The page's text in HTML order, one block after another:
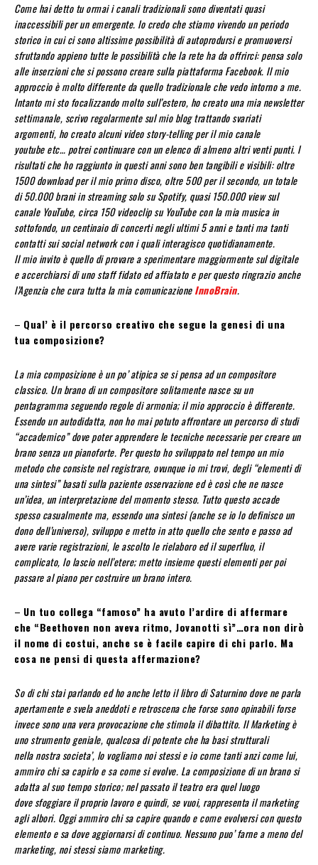
Come hai detto tu ormai i canali tradizionali sono diventati quasi
inaccessibili per un emergente. Io credo che stiamo vivendo un periodo
storico in cui ci sono altissime possibilità di autoprodursi e promuoversi
sfruttando appieno tutte le possibilità che la rete ha da offrirci: pensa solo
alle inserzioni che si possono creare sulla piattaforma Facebook. Il mio
approccio è molto differente da quello tradizionale che vedo intorno a me.
Intanto mi sto focalizzando molto sull’estero, ho creato una mia newsletter
settimanale, scrivo regolarmente sul mio blog trattando svariati
argomenti, ho creato alcuni video story-telling per il mio canale
youtube etc… potrei continuare con un elenco di almeno altri venti punti. I
risultati che ho raggiunto in questi anni sono ben tangibili e visibili: oltre
1500 download per il mio primo disco, oltre 500 per il secondo, un totale
di 50.000 brani in streaming solo su Spotify, quasi 150.000 view sul
canale YouTube, circa 150 videoclip su YouTube con la mia musica in
sottofondo, un centinaio di concerti negli ultimi 5 anni e tanti ma tanti
contatti sui social network con i quali interagisco quotidianamente.
Il mio invito è quello di provare a sperimentare maggiormente sul digitale
e accerchiarsi di uno staff fidato ed affiatato e per questo ringrazio anche
l’Agenzia che cura tutta la mia comunicazioneInnoBrain.
– Qual’ è il percorso creativo che segue la genesi di una
tua composizione?
La mia composizione è un po’ atipica se si pensa ad un compositore
classico. Un brano di un compositore solitamente nasce su un
pentagramma seguendo regole di armonia; il mio approccio è differente.
Essendo un autodidatta, non ho mai potuto affrontare un percorso di studi
“accademico” dove poter apprendere le tecniche necessarie per creare un
brano senza un pianoforte. Per questo ho sviluppato nel tempo un mio
metodo che consiste nel registrare, ovunque io mi trovi, degli “elementi di
una sintesi” basati sulla paziente osservazione ed è così che ne nasce
un’idea, un interpretazione del momento stesso. Tutto questo accade
spesso casualmente ma, essendo una sintesi (anche se io lo definisco un
dono dell’universo), sviluppo e metto in atto quello che sento e passo ad
avere varie registrazioni, le ascolto le rielaboro ed il superfluo, il
complicato, lo lascio nell’etere; metto insieme questi elementi per poi
passare al piano per costruire un brano intero.
– Un tuo collega “famoso” ha avuto l’ardire di affermare
che “Beethoven non aveva ritmo, Jovanotti sì”…ora non dirò
il nome di costui, anche se è facile capire di chi parlo. Ma
cosa ne pensi di questa affermazione?
So di chi stai parlando ed ho anche letto il libro di Saturnino dove ne parla
apertamente e svela aneddoti e retroscena che forse sono opinabili forse
invece sono una vera provocazione che stimola il dibattito. Il Marketing è
uno strumento geniale, qualcosa di potente che ha basi strutturali
nella nostra societa’, lo vogliamo noi stessi e io come tanti anzi come lui,
ammiro chi sa capirlo e sa come si evolve. La composizione di un brano si
adatta al suo tempo storico; nel passato il teatro era quel luogo
dove sfoggiare il proprio lavoro e quindi, se vuoi, rappresenta il marketing
agli albori. Oggi ammiro chi sa capire quando e come evolversi con questo
elemento e sa dove aggiornarsi di continuo. Nessuno puo’ farne a meno del
marketing, noi stessi siamo marketing.